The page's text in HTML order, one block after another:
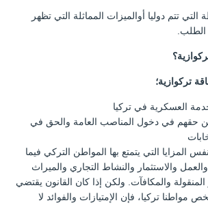
التي تتم دوليا أوالميزات المماثلة التي تظهر
تركوازية؛
العسكرية في تركيا
من حقهم في دخول المناصب العامة والحق في
التي يتمتع بها المواطن التركي فيما
والاستثمار والنشاط التجاري والميراث
المنقولة والمكافآت. ولكن إذا كان القانون يقتضي
تركيا، فإن الإمتيازات والفوائد لا